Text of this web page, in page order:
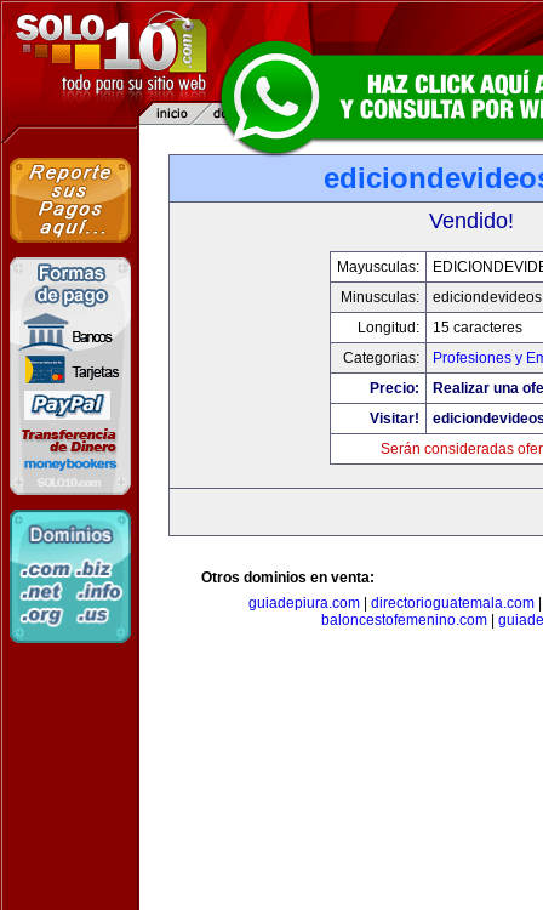
Vendido!
Mayusculas:
Minusculas:
Longitud:
15 caracteres
Categorias:
Profesiones y
Precio:
Realizar una
Visitar!
Serán consideradas
Otros dominios en venta:
guiadepiura.com
directorioguatemala.com
baloncestofemenino.com